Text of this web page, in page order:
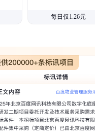
每日仅1.26元